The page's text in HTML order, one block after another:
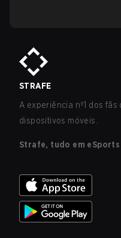
STRAFE
A experiência nº1 dos
dispositivos móveis.
Strafe, tudo em eSports